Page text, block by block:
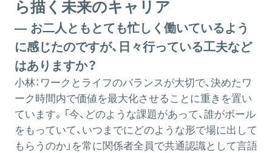
ら描く未来のキャリア
― お二人ともとても忙しく働いているよう
に感じたのですが、日々行っている工夫など
はありますか？
小林： ワークとライフのバランスが大切で、決めたワ
ーク時間内で価値を最大化させることに重きを置い
ています。「今、どのような課題があって、誰がボール
をもっていて、いつまでにどのような形で場に出して
もらうのか」を常に関係者全員で共通認識として言語